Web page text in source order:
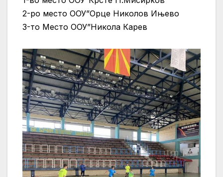
2-ро место ООУ”Орце Николов Ињево
3-то Место ООУ”Никола Карев